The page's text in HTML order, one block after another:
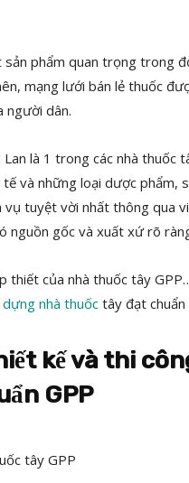
phẩm quan trọng trong
mạng lưới bán lẻ thuốc
người dân.
là 1 trong các nhà thuốc
và những loại dược phẩm,
vụ tuyệt vời nhất thông qua
nguồn gốc và xuất xứ rõ
thiết của nhà thuốc tây
nhà thuốctây đạt chuẩn
kế và thi
GPP
tây GPP